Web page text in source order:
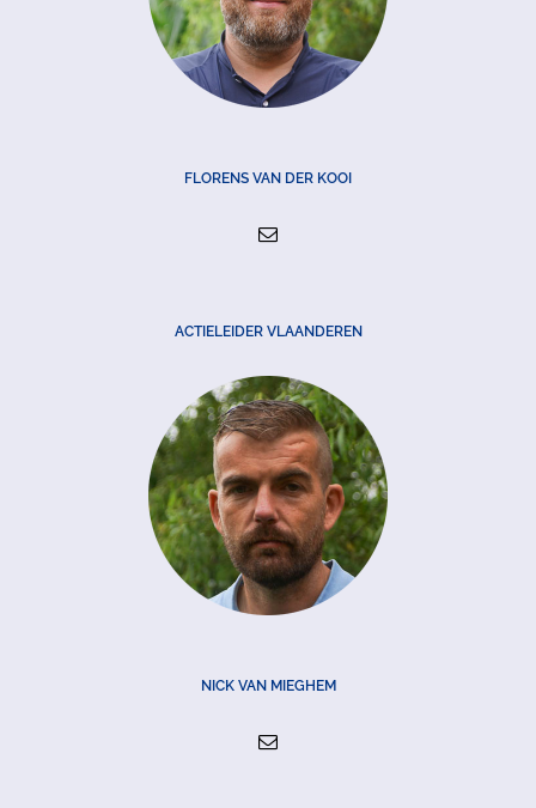
FLORENS VAN DER KOOI
ACTIELEIDER VLAANDEREN
NICK VAN MIEGHEM